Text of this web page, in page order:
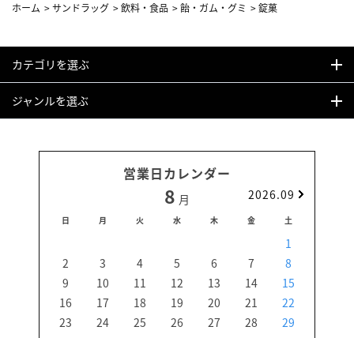
ホーム >サンドラッグ >飲料・食品 >飴・ガム・グミ >錠菓
カテゴリを選ぶ
ジャンルを選ぶ
営業日カレンダー
8 月 2026.09
日 月 火 水 木 金 土
1
2
3 4 5 6 7
8
9
10 11 12 13 14
15
16
17 18 19 20 21
22
23
24 25 26 27 28
29